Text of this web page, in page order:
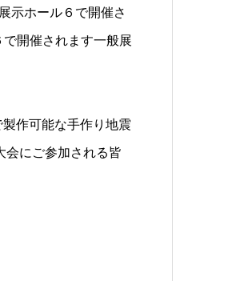
示ホール６で開催さ
開催されます一般展
作可能な手作り地震
会にご参加される皆